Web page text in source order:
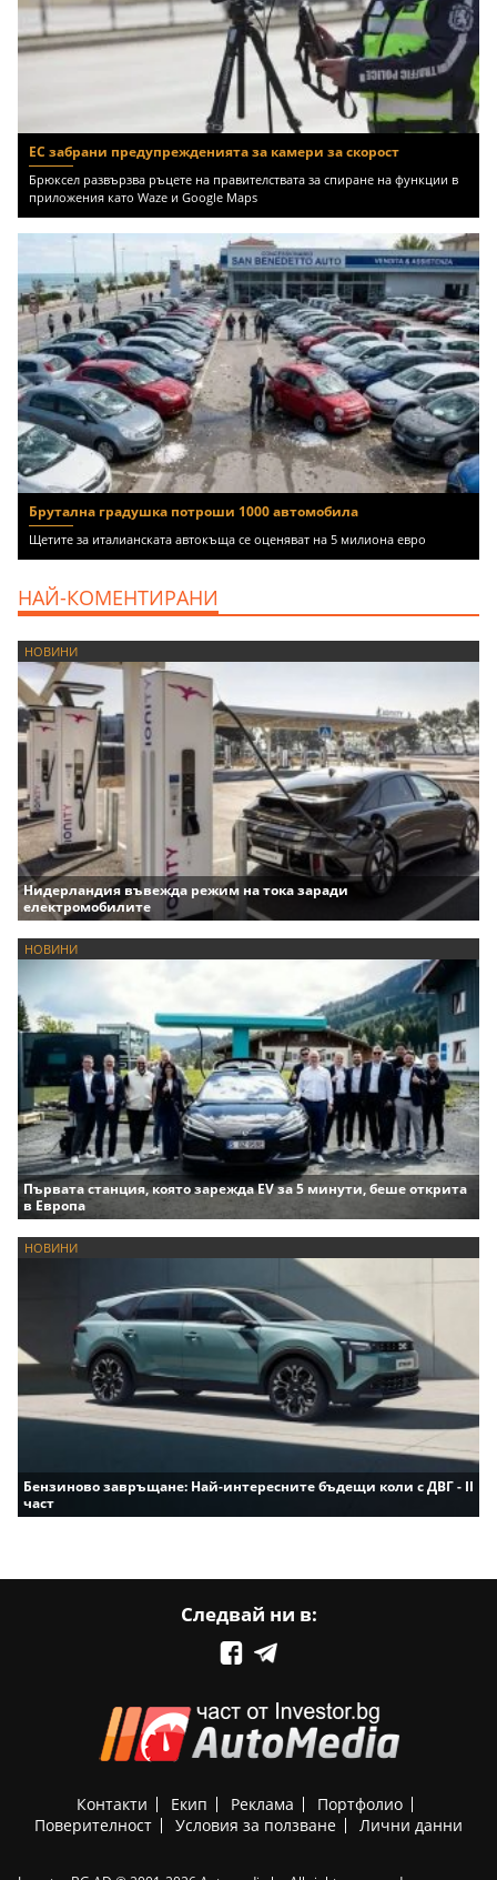
ЕС забрани предупрежденията за камери за скорост
Брюксел развързва ръцете на правителствата за спиране на функции в
приложения като Waze и Google Maps
Брутална градушка потроши 1000 автомобила
Щетите за италианската автокъща се оценяват на 5 милиона евро
НАЙ-КОМЕНТИРАНИ
НОВИНИ
Нидерландия въвежда режим на тока заради
електромобилите
НОВИНИ
Първата станция, която зарежда EV за 5 минути, беше открита
в Европа
НОВИНИ
Бензиново завръщане: Най-интересните бъдещи коли с ДВГ - II
част
Следвай ни в:
Контакти Екип Реклама
Портфолио
Поверителност
Условия за ползване Лични данни